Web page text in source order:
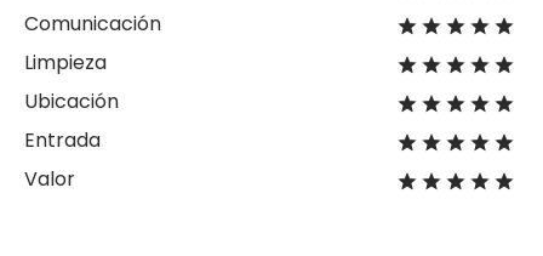
Comunicación
Limpieza
Ubicación
Entrada
Valor